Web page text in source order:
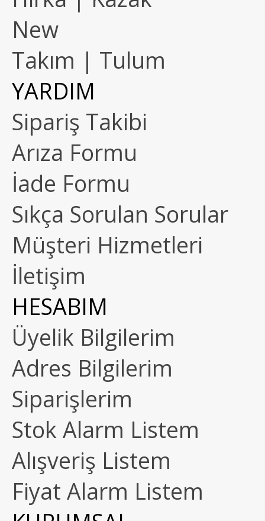
New
Takım | Tulum
YARDIM
Sipariş Takibi
Arıza Formu
İade Formu
Sıkça Sorulan Sorular
Müşteri Hizmetleri
İletişim
HESABIM
Üyelik Bilgilerim
Adres Bilgilerim
Siparişlerim
Stok Alarm Listem
Alışveriş Listem
Fiyat Alarm Listem